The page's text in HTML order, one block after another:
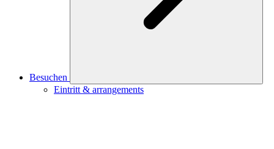
Besuchen
Eintritt & arrangements